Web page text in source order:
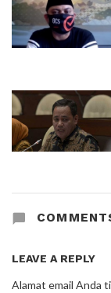
LEAVE A REPLY
Alamat email Anda